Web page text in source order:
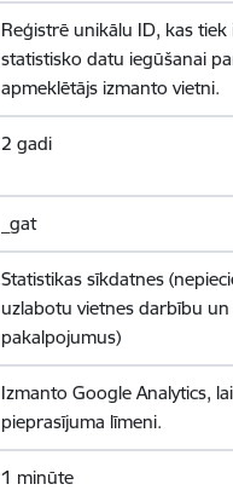
Reģistrē unikālu ID, kas
statistisko datu iegūšanai
apmeklētājs izmanto vietni.
2 gadi
_gat
Statistikas sīkdatnes
uzlabotu vietnes darbību un
pakalpojumus)
Izmanto Google Analytics,
pieprasījuma līmeni.
1 minūte